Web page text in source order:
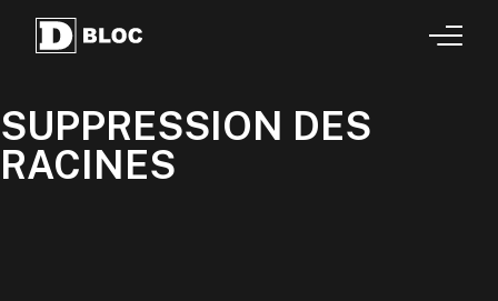
SUPPRESSION DES
RACINES